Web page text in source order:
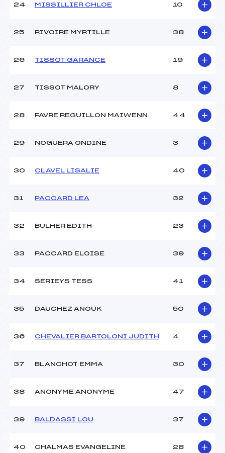
24 MISSILLIER CHLOE 10
25 RIVOIRE MYRTILLE 38
26 TISSOT GARANCE 19
27 TISSOT MALORY 8
28 FAVRE REGUILLON MAIWENN 44
29 NOGUERA ONDINE 3
30 CLAVEL LISALIE 40
31 PACCARD LEA 32
32 BULHER EDITH 23
33 PACCARD ELOISE 39
34 SERIEYS TESS 41
35 DAUCHEZ ANOUK 50
36 CHEVALIER BARTOLONI JUDITH 4
37 BLANCHOT EMMA 30
38 ANONYME ANONYME 47
39 BALDASSI LOU 37
40 CHALMAS EVANGELINE 28